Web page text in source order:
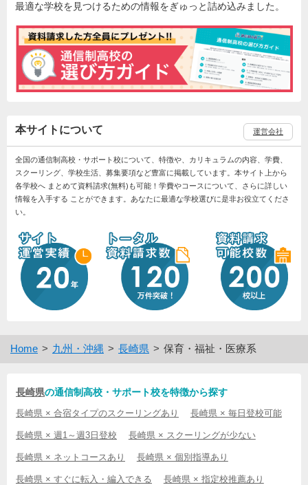
最適な学校を見つけるための情報をぎゅっと詰め込みました。
本サイトについて 運営会社
全国の通信制高校・サポート校について、特徴や、カリキュラムの内容、学費、
スクーリング、学校生活、募集要項など豊富に掲載しています。本サイト上から
各学校へ まとめて資料請求(無料)も可能！学費やコースについて、さらに詳しい
情報を入手する ことができます。あなたに最適な学校選びに是非お役立てくださ
い。
Home 九州・沖縄 長崎県 保育・福祉・医療系
長崎県の通信制高校・サポート校を特徴から探す
長崎県 × 合宿タイプのスクーリングあり 長崎県 × 毎日登校可能
長崎県 × 週1～週3日登校 長崎県 × スクーリングが少ない
長崎県 × ネットコースあり 長崎県 × 個別指導あり
長崎県 × すぐに転入・編入できる 長崎県 × 指定校推薦あり